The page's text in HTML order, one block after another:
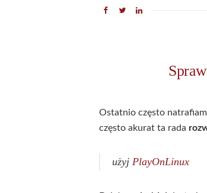
Ostatnio często
często akurat ta rada
użyj PlayOnLinux